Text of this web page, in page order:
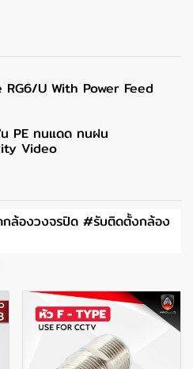
U With Power Feed
น PE ทนแดด ทนฝน
Video
ล้องวงจรปิด #รับติดตั้งกล้อง